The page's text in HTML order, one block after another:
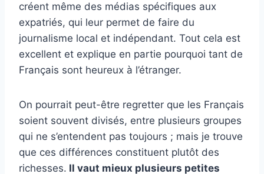
créent même des médias spécifiques aux
expatriés, qui leur permet de faire du
journalisme local et indépendant. Tout cela est
excellent et explique en partie pourquoi tant de
Français sont heureux à l’étranger.
On pourrait peut-être regretter que les Français
soient souvent divisés, entre plusieurs groupes
qui ne s’entendent pas toujours ; mais je trouve
que ces différences constituent plutôt des
richesses. Il vaut mieux plusieurs petites